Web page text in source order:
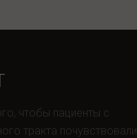
чтобы пациенты с
тракта почувствовали